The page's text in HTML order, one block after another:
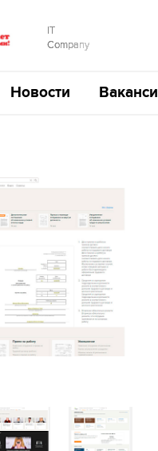
IT
Company
Новости